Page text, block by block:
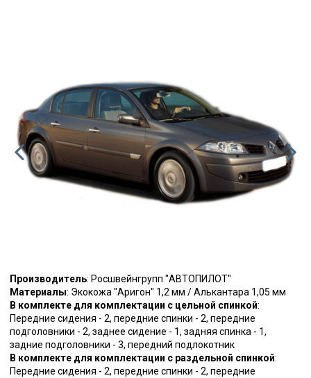
Производитель: Росшвейнгрупп "АВТОПИЛОТ"
Материалы: Экокожа "Аригон" 1,2 мм / Алькантара 1,05 мм
В комплекте для комплектации с цельной спинкой:
Передние сидения - 2, передние спинки - 2, передние
подголовники - 2, заднее сидение - 1, задняя спинка - 1,
задние подголовники - 3, передний подлокотник
В комплекте для комплектации с раздельной спинкой:
Передние сидения - 2, передние спинки - 2, передние